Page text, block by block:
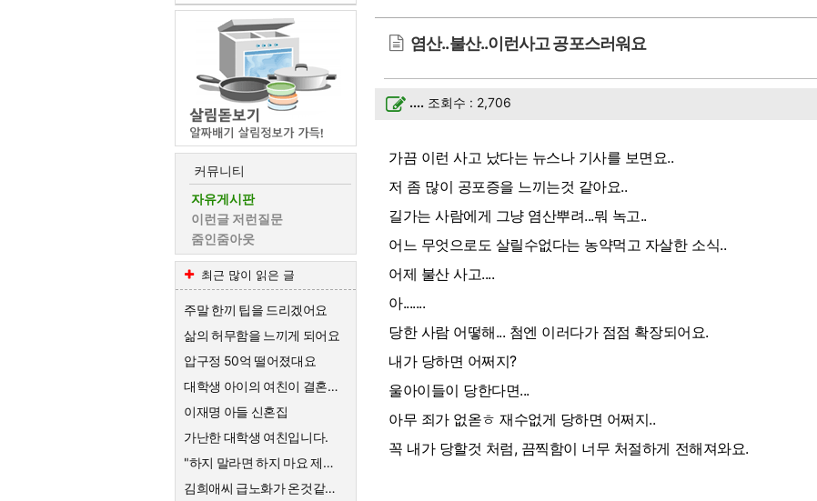
커뮤니티
자유게시판
이런글 저런질문
줌인줌아웃
최근 많이 읽은 글
주말 한끼 팁을 드리겠어요
삶의 허무함을 느끼게 되어요
압구정 50억 떨어졌대요
대학생 아이의 여친이 결혼하자고한대요
이재명 아들 신혼집
가난한 대학생 여친입니다.
"하지 말라면 하지 마요 제발!" 의사를 믿지 않는 엄마의 고집
김희애씨 급노화가 온것같네요
염산..불산..이런사고 공포스러워요
.... 조회수 : 2,706
가끔 이런 사고 났다는 뉴스나 기사를 보면요..
저 좀 많이 공포증을 느끼는것 같아요..
길가는 사람에게 그냥 염산뿌려...뭐 녹고..
어느 무엇으로도 살릴수없다는 농약먹고 자살한 소식..
어제 불산 사고....
아.......
당한 사람 어떻해... 첨엔 이러다가 점점 확장되어요.
내가 당하면 어쩌지?
울아이들이 당한다면...
아무 죄가 없옫ㅎ 재수없게 당하면 어쩌지..
꼭 내가 당할것 처럼, 끔찍함이 너무 처절하게 전해져와요.